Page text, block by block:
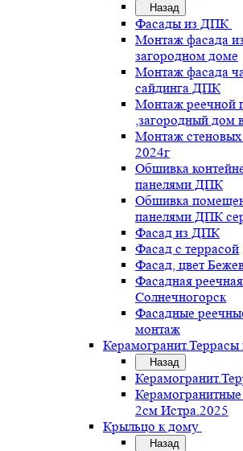
Назад
Фасады из ДПК
Монтаж фасада
загородном доме
Монтаж фасада
сайдинга ДПК
Монтаж реечной
,загородный
Монтаж
2024г
Обшивка
панелями ДПК
Обшивка
панелями ДПК
Фасад из ДПК
Фасад с террасой
Фасад, цвет
Фасадная
Солнечногорск
Фасадные
монтаж
Керамогранит.Террасы
Назад
2см Истра.2025
Крыльцо к дому
Назад